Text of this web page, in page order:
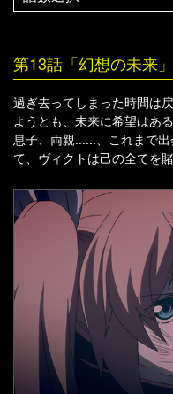
第13話「幻想の未来」
過ぎ去ってしまった時間は
ようとも、未来に希望はある
息子、両親......、これまで
て、ヴィクトは己の全てを